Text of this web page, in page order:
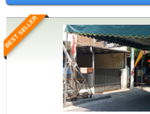
BEST SELLER